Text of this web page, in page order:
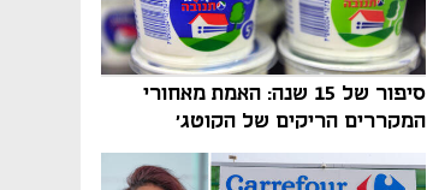
סיפור של 15 שנה: האמת מאחורי
המקררים הריקים של הקוטג׳